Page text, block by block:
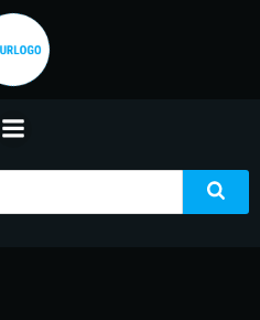
Saltar
contenido